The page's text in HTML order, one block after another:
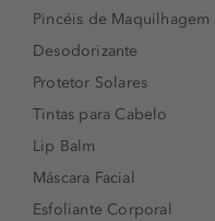
Pincéis de Maquilhagem
Desodorizante
Protetor Solares
Tintas para Cabelo
Lip Balm
Máscara Facial
Esfoliante Corporal